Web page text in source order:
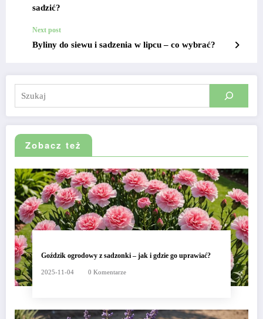
sadzić?
Next post
Byliny do siewu i sadzenia w lipcu – co wybrać?
Szukaj
Zobacz też
Goździk ogrodowy z sadzonki – jak i gdzie go uprawiać?
2025-11-04 0 Komentarze